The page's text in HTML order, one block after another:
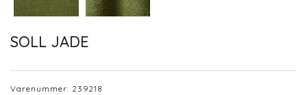
SOLL JADE
Varenummer: 239218